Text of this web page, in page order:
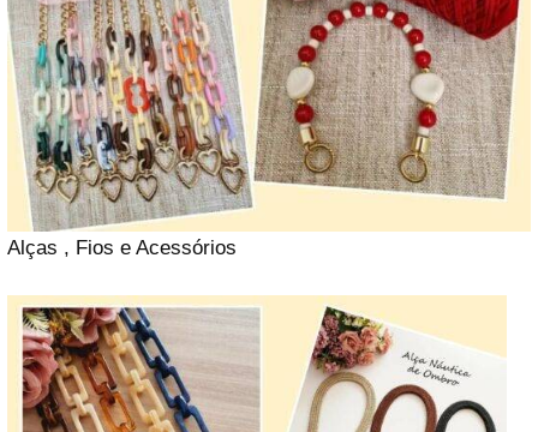
Alças , Fios e Acessórios